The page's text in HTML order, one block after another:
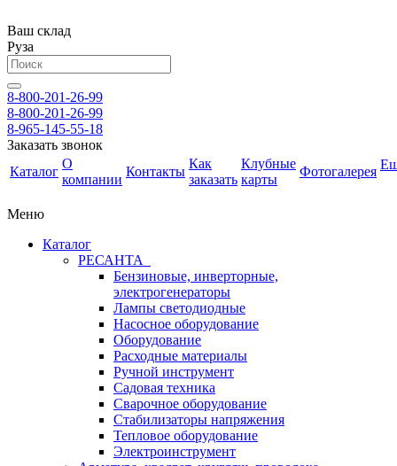
Ваш склад
Руза
8-800-201-26-99
8-800-201-26-99
8-965-145-55-18
Заказать звонок
Каталог
О
компании
Контакты
Как
заказать
Клубные
карты
Фотогалерея
Меню
Каталог
РЕСАНТА
Бензиновые, инверторные,
электрогенераторы
Лампы светодиодные
Насосное оборудование
Оборудование
Расходные материалы
Ручной инструмент
Садовая техника
Сварочное оборудование
Стабилизаторы напряжения
Тепловое оборудование
Электроинструмент